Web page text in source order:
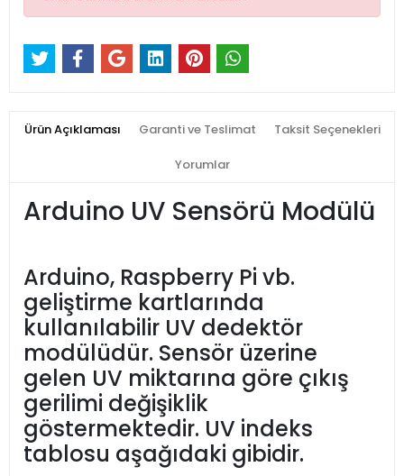
Ürün Açıklaması Garanti ve Teslimat Taksit Seçenekleri
Yorumlar
Arduino UV Sensörü Modülü
Arduino, Raspberry Pi vb.
geliştirme kartlarında
kullanılabilir UV dedektör
modülüdür. Sensör üzerine
gelen UV miktarına göre çıkış
gerilimi değişiklik
göstermektedir. UV indeks
tablosu aşağıdaki gibidir.